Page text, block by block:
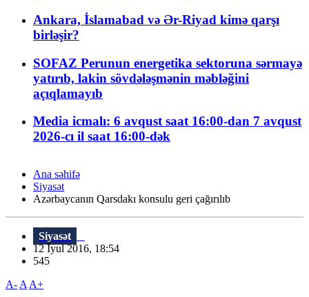
Ankara, İslamabad və Ər-Riyad kimə qarşı
birləşir?
SOFAZ Perunun energetika sektoruna sərmayə
yatırıb, lakin sövdələşmənin məbləğini
açıqlamayıb
Media icmalı: 6 avqust saat 16:00-dan 7 avqust
2026-cı il saat 16:00-dək
Ana səhifə
Siyasət
Azərbaycanın Qarsdakı konsulu geri çağırılıb
Siyasət
12 İyul 2016, 18:54
545
A- A A+